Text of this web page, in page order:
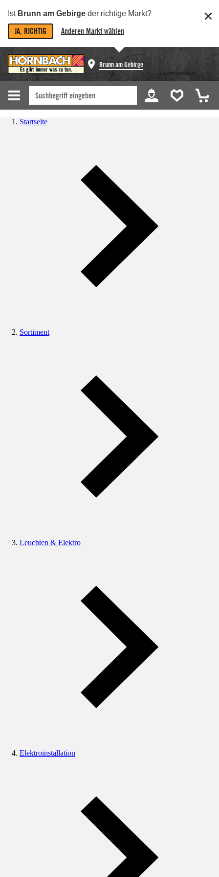
Ist Brunn am Gebirge der richtige Markt?
JA, RICHTIG Anderen Markt wählen
Brunn am Gebirge
Startseite
Sortiment
Leuchten & Elektro
Elektroinstallation